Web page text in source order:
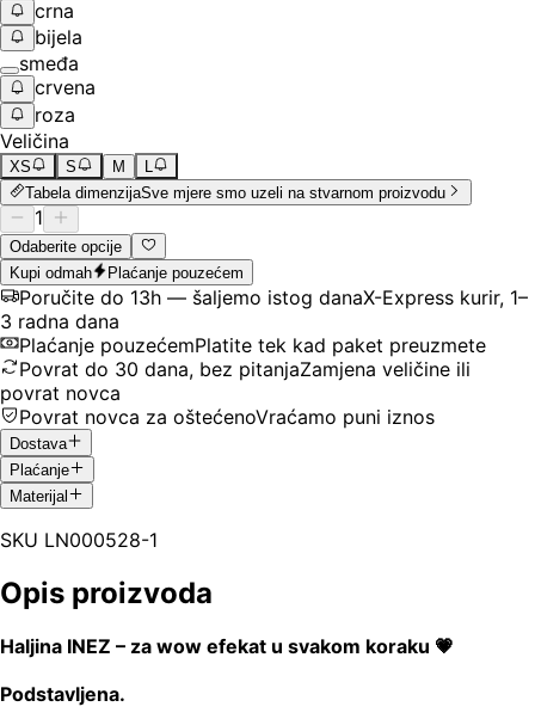
crna
bijela
smeđa
crvena
roza
Veličina
XS S M
L
Tabela dimenzijaSve mjere smo uzeli na stvarnom proizvodu
1
Odaberite opcije
Kupi odmah
Plaćanje pouzećem
Poručite do 13h — šaljemo istog danaX-Express kurir, 1–
3 radna dana
Plaćanje pouzećemPlatite tek kad paket preuzmete
Povrat do 30 dana, bez pitanjaZamjena veličine ili
povrat novca
Povrat novca za oštećenoVraćamo puni iznos
Dostava
Plaćanje
Materijal
SKU LN000528-1
Opis proizvoda
Haljina INEZ – za wow efekat u svakom koraku 💗
Podstavljena.